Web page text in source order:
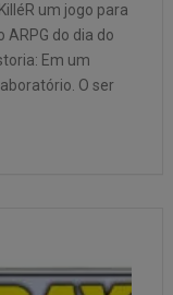
um jogo para
do dia do
Em um
O ser
perde a …